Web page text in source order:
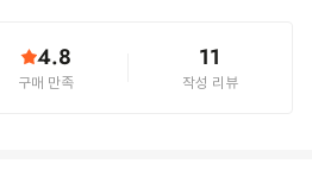
4.8
구매 만족
11
작성 리뷰